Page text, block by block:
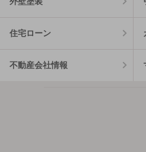
住宅ローン
不動産会社情報